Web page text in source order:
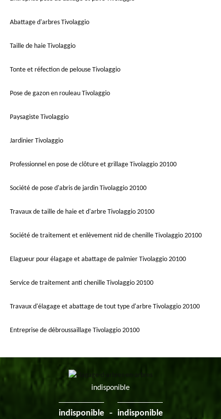
Abattage d'arbres Tivolaggio
Taille de haie Tivolaggio
Tonte et réfection de pelouse Tivolaggio
Pose de gazon en rouleau Tivolaggio
Paysagiste Tivolaggio
Jardinier Tivolaggio
Professionnel en pose de clôture et grillage Tivolaggio 20100
Société de pose d'abris de jardin Tivolaggio 20100
Travaux de taille de haie et d'arbre Tivolaggio 20100
Société de traitement et enlèvement nid de chenille Tivolaggio 20100
Elagueur pour élagage et abattage de palmier Tivolaggio 20100
Service de traitement anti chenille Tivolaggio 20100
Travaux d'élagage et abattage de tout type d'arbre Tivolaggio 20100
Entreprise de débroussaillage Tivolaggio 20100
indisponible
indisponible - indisponible